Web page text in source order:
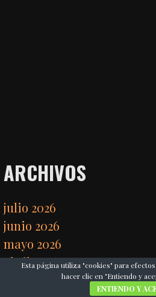
ARCHIVOS
julio 2026
junio 2026
mayo 2026
abril 2026
marzo 2026
Esta página utiliza "cookies" para
hacer clic en "Entiendo y
ENTIENDO Y